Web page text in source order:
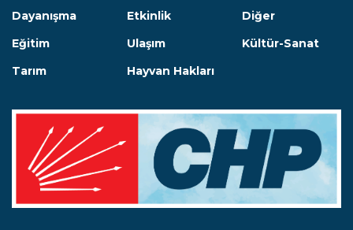
Dayanışma
Eğitim
Tarım
Etkinlik
Ulaşım
Hayvan Hakları
Diğer
Kültür-Sanat